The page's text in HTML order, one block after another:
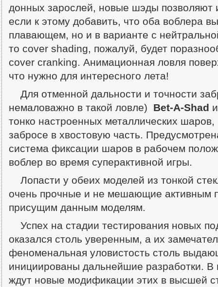
донных зарослей, новые шэды позволяют
если к этому добавить, что оба воблера
плавающем, но и в варианте с
то cover shading, пожалуй, будет
cover cranking. Анимационная ловля
что нужно для интересного лета!
Для отменной дальности и точности
немаловажно в такой ловле) Bet-A-Shad
тонко настроенных металлических
забросе в хвостовую часть.
система фиксации шаров в рабочем
воблер во время суперактивной игры.
Лопасти у обеих моделей из тонкой
очень прочные и не мешающие активным
присущим данным моделям.
Успех на стадии тестирования новых
оказался столь уверенным, а их
феноменальная уловистость столь
инициированы дальнейшие разработки.
ждут новые модификации этих в высшей